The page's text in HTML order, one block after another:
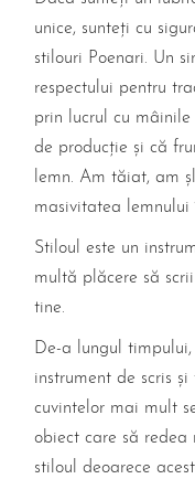
unice, sunteți cu
stilouri Poenari. Un
respectului pentru
prin lucrul cu
de producție și că
lemn. Am tăiat, am
masivitatea lemnului
Stiloul este un
multă plăcere să
tine.
De-a lungul
instrument de scris
cuvintelor mai mult
obiect care să
stiloul deoarece